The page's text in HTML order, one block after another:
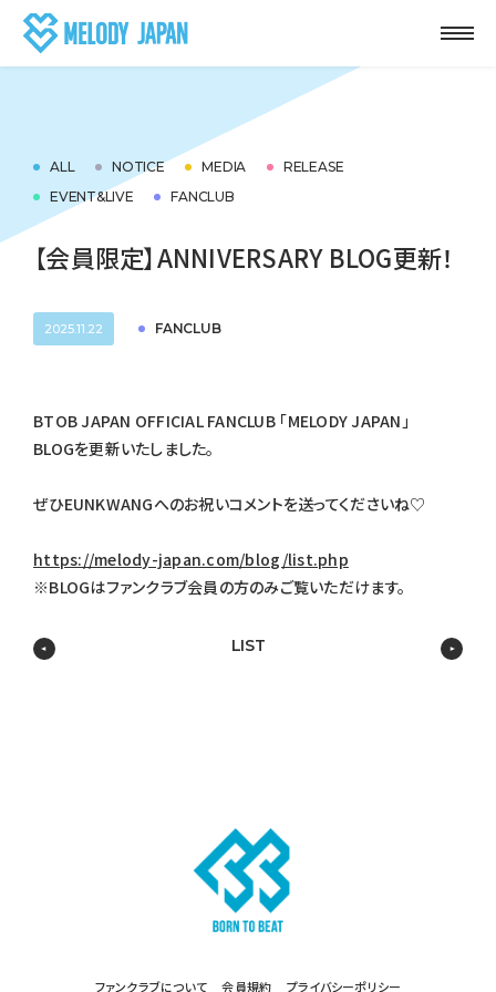
ALL NOTICE MEDIA
RELEASE
EVENT&LIVE
FANCLUB
【会員限定】ANNIVERSARY BLOG更新！
2025.11.22 FANCLUB
BTOB JAPAN OFFICIAL FANCLUB 「MELODY JAPAN」
BLOGを更新いたしました。
ぜひEUNKWANGへのお祝いコメントを送ってくださいね♡
https://melody-japan.com/blog/list.php
※BLOGはファンクラブ会員の方のみご覧いただけます。
LIST
ファンクラブについて 会員規約 プライバシーポリシー